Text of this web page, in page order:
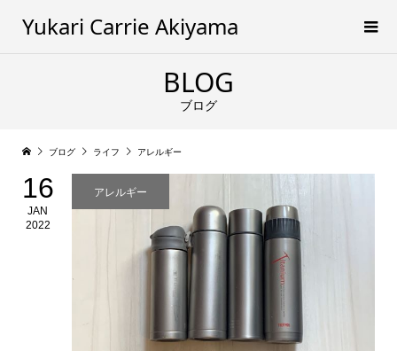
Yukari Carrie Akiyama
BLOG
ブログ
ブログ ライフ アレルギー
16
JAN
2022
アレルギー